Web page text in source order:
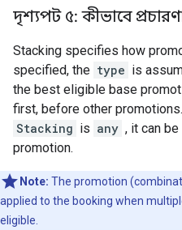
দৃশ্যপট ৫: কীভাবে
Stacking specifies how
specified, the type is
the best eligible base
first, before other
Stacking is any , it can
promotion.
Note: The promotion
applied to the booking when
eligible.